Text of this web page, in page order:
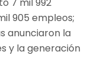
905 empleos;
anunciaron la
y la generación